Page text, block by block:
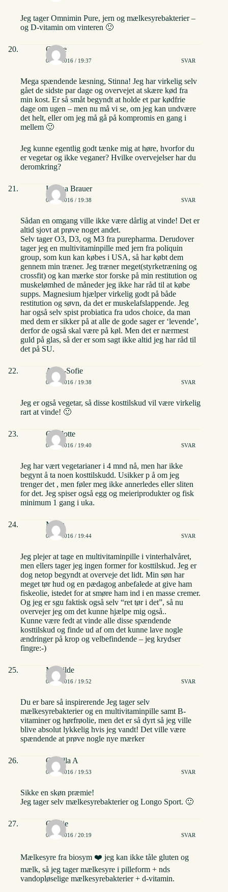
Jeg tager Omnimin Pure, jern og mælkesyrebakterier –
og D-vitamin om vinteren 🙂
Celine
02/06/2016 / 19:37 SVAR
Mega spændende læsning, Stinna! Jeg har virkelig selv
gået de sidste par dage og overvejet at skære kød fra
min kost. Er så småt begyndt at holde et par kødfrie
dage om ugen – men nu må vi se, om jeg kan undvære
det helt, eller om jeg må gå på kompromis en gang i
mellem 🙂
Jeg kunne egentlig godt tænke mig at høre, hvorfor du
er vegetar og ikke veganer? Hvilke overvejelser har du
deromkring?
Isalena Brauer
02/06/2016 / 19:38 SVAR
Sådan en omgang ville ikke være dårlig at vinde! Det er
altid sjovt at prøve noget andet.
Selv tager O3, D3, og M3 fra purepharma. Derudover
tager jeg en multivitaminpille med jern fra poliquin
group, som kun kan købes i USA, så har købt dem
gennem min træner. Jeg træner meget(styrketræning og
crossfit) og kan mærke stor forske på min restitution og
muskelømhed de måneder jeg ikke har råd til at købe
supps. Magnesium hjælper virkelig godt på både
restitution og søvn, da det er muskelafslappende. Jeg
har også selv spist probiatica fra udos choice, da man
med dem er sikker på at alle de gode sager er ‘levende’,
derfor de også skal være på køl. Men det er nærmest
guld på glas, så der er som sagt ikke altid jeg har råd til
det på SU.
Anne-Sofie
02/06/2016 / 19:38 SVAR
Jeg er også vegetar, så disse kosttilskud vil være virkelig
rart at vinde! 🙂
Charlotte
02/06/2016 / 19:40 SVAR
Jeg har vært vegetarianer i 4 mnd nå, men har ikke
begynt å ta noen kosttilskudd. Usikker p å om jeg
trenger det , men føler meg ikke annerledes eller sliten
for det. Jeg spiser også egg og meieriprodukter og fisk
minimum 1 gang i uka.
Maria
02/06/2016 / 19:44 SVAR
Jeg plejer at tage en multivitaminpille i vinterhalvåret,
men ellers tager jeg ingen former for kosttilskud. Jeg er
dog netop begyndt at overveje det lidt. Min søn har
meget tør hud og en pædagog anbefalede at give ham
fiskeolie, istedet for at smøre ham ind i en masse cremer.
Og jeg er sgu faktisk også selv “ret tør i det”, så nu
overvejer jeg om det kunne hjælpe mig også..
Kunne være fedt at vinde alle disse spændende
kosttilskud og finde ud af om det kunne lave nogle
ændringer på krop og velbefindende – jeg krydser
fingre:-)
Mathilde
02/06/2016 / 19:52 SVAR
Du er bare så inspirerende Jeg tager selv
mælkesyrebakterier og en multivitaminpille samt B-
vitaminer og hørfrøolie, men det er så dyrt så jeg ville
blive absolut lykkelig hvis jeg vandt! Det ville være
spændende at prøve nogle nye mærker
Camilla A
02/06/2016 / 19:53 SVAR
Sikke en skøn præmie!
Jeg tager selv mælkesyrebakterier og Longo Sport. 🙂
Cecilie
02/06/2016 / 20:19 SVAR
Mælkesyre fra biosym ❤️ jeg kan ikke tåle gluten og
mælk, så jeg tager mælkesyre i pilleform + nds
vandopløselige mælkesyrebakterier + d-vitamin.